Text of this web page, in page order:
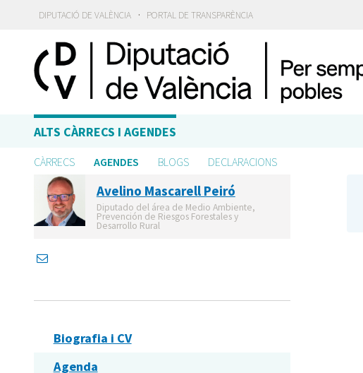
DIPUTACIÓ DE VALÈNCIA · PORTAL DE TRANSPARÈNCIA
ALTS CÀRRECS I AGENDES
CÀRRECS AGENDES BLOGS DECLARACIONS
Avelino Mascarell Peiró
Diputado del área de Medio Ambiente,
Prevención de Riesgos Forestales y
Desarrollo Rural
Biografia i CV
Agenda